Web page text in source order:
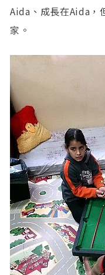
Aida、成長在Aida，
家。